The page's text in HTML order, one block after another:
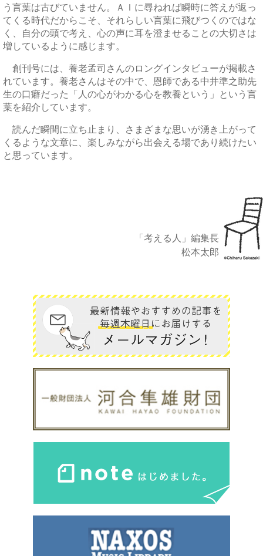
う言葉は古びていません。ＡＩに尋ねれば瞬時に答えが返っ
てくる時代だからこそ、それらしい言葉に飛びつくのではな
く、自分の頭で考え、心の声に耳を澄ませることの大切さは
増しているように感じます。
創刊号には、養老孟司さんのロングインタビューが掲載さ
れています。養老さんはその中で、恩師である中井準之助先
生の口癖だった「人の心がわかる心を教養という」という言
葉を紹介しています。
読んだ瞬間に立ち止まり、さまざまな思いが湧き上がって
くるような文章に、楽しみながら出会える場であり続けたい
と思っています。
「考える人」編集長
松本太郎